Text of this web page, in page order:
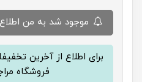
برای اطلاع از آخرین
فروشگاه